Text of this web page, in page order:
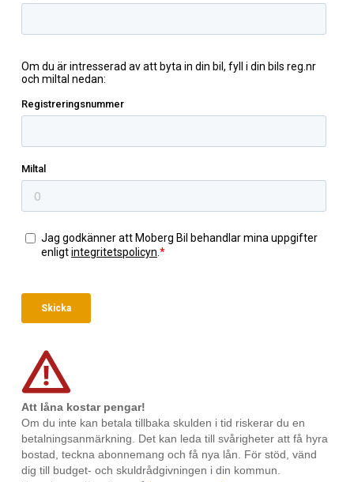
Att låna kostar pengar!
Om du inte kan betala tillbaka skulden i tid riskerar du en
betalningsanmärkning. Det kan leda till svårigheter att få hyra
bostad, teckna abonnemang och få nya lån. För stöd, vänd
dig till budget- och skuldrådgivningen i din kommun.